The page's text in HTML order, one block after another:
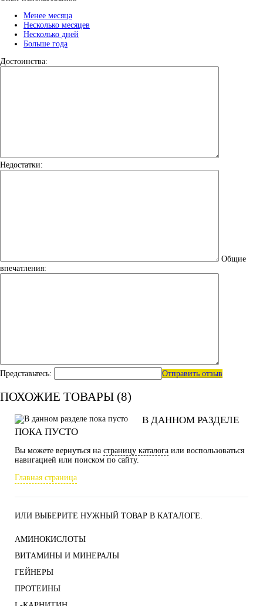
Менее месяца
Несколько месяцев
Несколько дней
Больше года
Достоинства:
Недостатки:
Общие
впечатления:
Представьтесь: Отправить отзыв
ПОХОЖИЕ ТОВАРЫ (8)
В ДАННОМ РАЗДЕЛЕ
ПОКА ПУСТО
Вы можете вернуться на страницу каталога или воспользоваться
навигацией или поиском по сайту.
Главная страница
ИЛИ ВЫБЕРИТЕ НУЖНЫЙ ТОВАР В КАТАЛОГЕ.
АМИНОКИСЛОТЫ
ВИТАМИНЫ И МИНЕРАЛЫ
ГЕЙНЕРЫ
ПРОТЕИНЫ